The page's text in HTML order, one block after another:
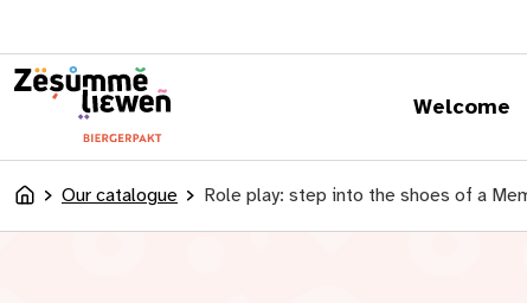
Welcome
AccueilOur catalogue Role play: step into the shoes of a